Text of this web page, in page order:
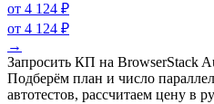
от 4 124 ₽
от 4 124 ₽
→
Запросить КП на BrowserStack
Подберём план и число
автотестов, рассчитаем цену в